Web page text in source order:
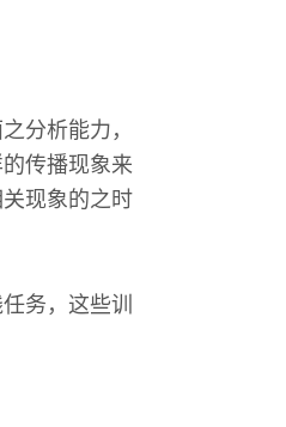
分析能力，
传播现象来
现象的之时
务，这些训